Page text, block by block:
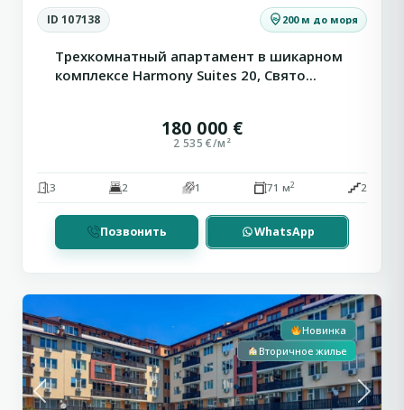
ID 107138 200 м до моря
Трехкомнатный апартамент в шикарном
комплексе Harmony Suites 20, Свято...
180 000 €
2 535 €/м²
3 2 1 71 м2 2
Позвонить WhatsApp
Ахелой
Previous Next
Новинка
Вторичное жилье